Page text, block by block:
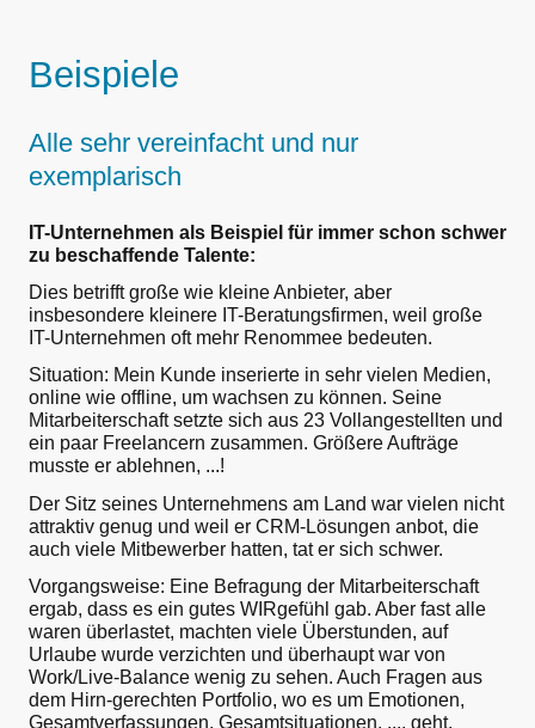
Beispiele
Alle sehr vereinfacht und nur
exemplarisch
IT-Unternehmen als Beispiel für immer schon schwer
zu beschaffende Talente:
Dies betrifft große wie kleine Anbieter, aber
insbesondere kleinere IT-Beratungsfirmen, weil große
IT-Unternehmen oft mehr Renommee bedeuten.
Situation: Mein Kunde inserierte in sehr vielen Medien,
online wie offline, um wachsen zu können. Seine
Mitarbeiterschaft setzte sich aus 23 Vollangestellten und
ein paar Freelancern zusammen. Größere Aufträge
musste er ablehnen, ...!
Der Sitz seines Unternehmens am Land war vielen nicht
attraktiv genug und weil er CRM-Lösungen anbot, die
auch viele Mitbewerber hatten, tat er sich schwer.
Vorgangsweise: Eine Befragung der Mitarbeiterschaft
ergab, dass es ein gutes WIRgefühl gab. Aber fast alle
waren überlastet, machten viele Überstunden, auf
Urlaube wurde verzichten und überhaupt war von
Work/Live-Balance wenig zu sehen. Auch Fragen aus
dem Hirn-gerechten Portfolio, wo es um Emotionen,
Gesamtverfassungen, Gesamtsituationen, .... geht,